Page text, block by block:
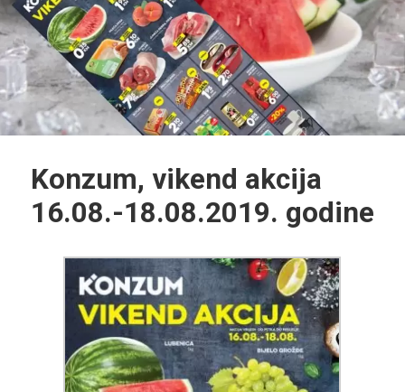
Konzum, vikend akcija
16.08.-18.08.2019. godine